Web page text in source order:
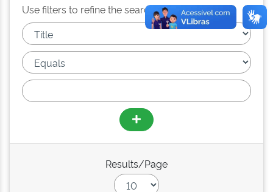
Use filters to refine the search results.
Results/Page